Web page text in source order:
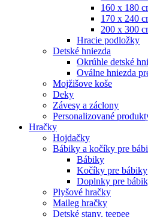
160 x 180
170 x 240
200 x 300
Hracie podložky
Detské hniezda
Okrúhle detské
Oválne hniezda
Mojžišove koše
Deky
Závesy a záclony
Personalizované
Hračky
Hojdačky
Bábiky a kočíky pre
Bábiky
Kočíky pre bábiky
Doplnky pre
Plyšové hračky
Maileg hračky
Detské stany, teepee